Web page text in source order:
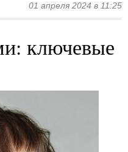
01 апреля 2024 в 11:25
ключевые